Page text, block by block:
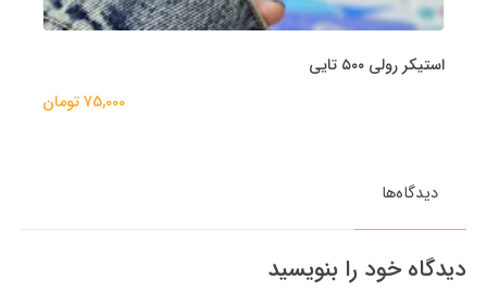
استیکر رولی ۵۰۰ تایی
75,000 تومان
دیدگاه‌ها
دیدگاه خود را بنویسید